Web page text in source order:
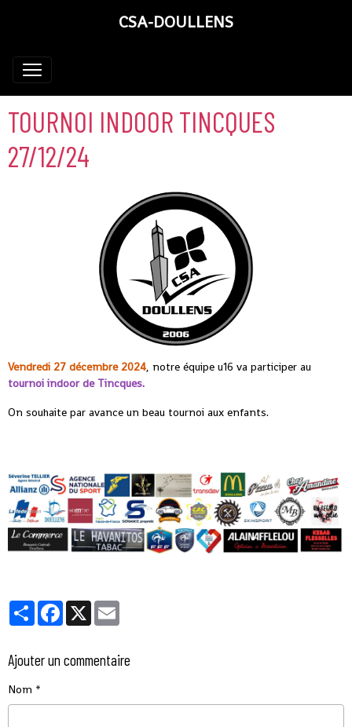
CSA-DOULLENS
TOURNOI INDOOR TINCQUES
27/12/24
Vendredi 27 décembre 2024, notre équipe u16 va participer au
tournoi indoor de Tincques.
On souhaite par avance un beau tournoi aux enfants.
PartagerFacebook
X
Ajouter un commentaire
Nom